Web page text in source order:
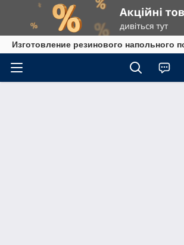
Изготовление резинового напольного